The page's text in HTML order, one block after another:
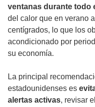
ventanas durante todo
del calor que en verano
centígrados, lo que los
acondicionado por
su economía.
La principal
estadounidenses es
alertas activas, revisar